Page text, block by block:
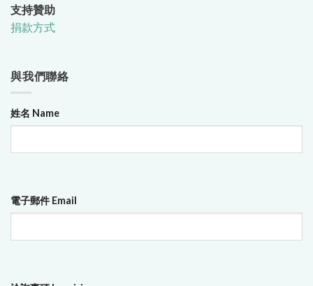
支持贊助
捐款方式
與我們聯絡
姓名 Name
電子郵件 Email